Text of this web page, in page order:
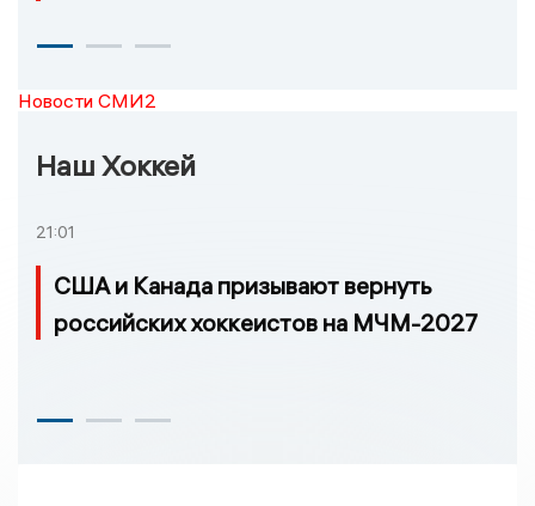
Новости СМИ2
Наш Хоккей
21:01
США и Канада призывают вернуть
российских хоккеистов на МЧМ-2027